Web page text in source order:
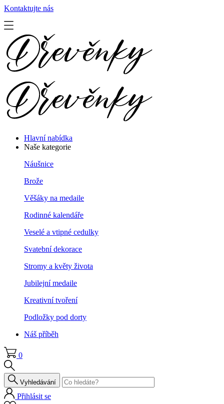
Kontaktujte nás
Hlavní nabídka
Naše kategorie
Náušnice
Brože
Věšáky na medaile
Rodinné kalendáře
Veselé a vtipné cedulky
Svatební dekorace
Stromy a květy života
Jubilejní medaile
Kreativní tvoření
Podložky pod dorty
Náš příběh
0
Vyhledávání
Přihlásit se